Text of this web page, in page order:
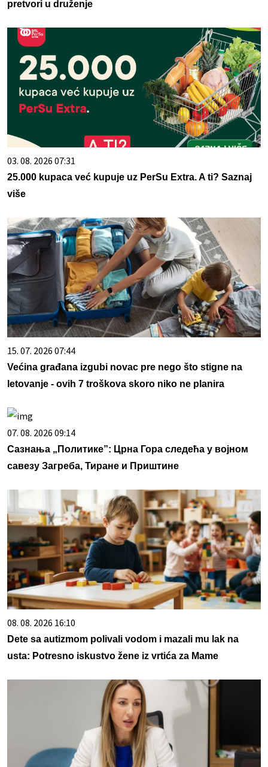
pretvori u druženje
03. 08. 2026 07:31
25.000 kupaca već kupuje uz PerSu Extra. A ti? Saznaj
više
15. 07. 2026 07:44
Većina građana izgubi novac pre nego što stigne na
letovanje - ovih 7 troškova skoro niko ne planira
07. 08. 2026 09:14
Сазнања „Политике”: Црна Гора следећа у војном
савезу Загреба, Тиране и Приштине
08. 08. 2026 16:10
Dete sa autizmom polivali vodom i mazali mu lak na
usta: Potresno iskustvo žene iz vrtića za Mame